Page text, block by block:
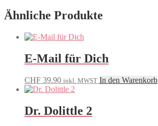
Ähnliche Produkte
E-Mail für Dich
CHF 39.90 inkl. MWST In den Warenkorb
Dr. Dolittle 2